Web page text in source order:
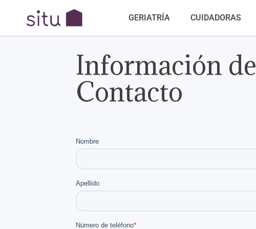
GERIATRÍA CUIDADORAS
Información de
Contacto